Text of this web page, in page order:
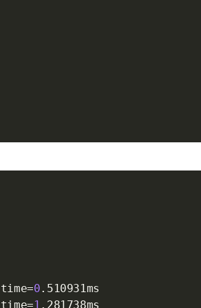
time=0.510931ms
time=1